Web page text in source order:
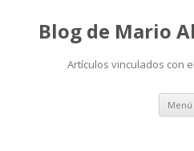
Blog de Mario
Artículos vinculados con
Menú